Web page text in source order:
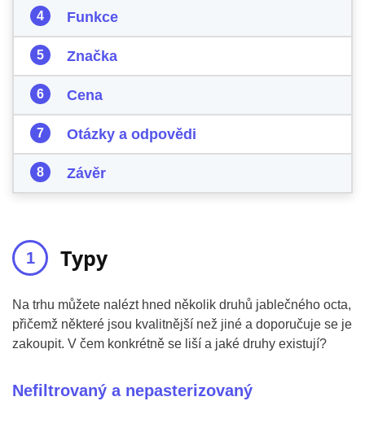
Funkce
Značka
Cena
Otázky a odpovědi
Závěr
Typy
Na trhu můžete nalézt hned několik druhů jablečného octa,
přičemž některé jsou kvalitnější než jiné a doporučuje se je
zakoupit. V čem konkrétně se liší a jaké druhy existují?
Nefiltrovaný a nepasterizovaný